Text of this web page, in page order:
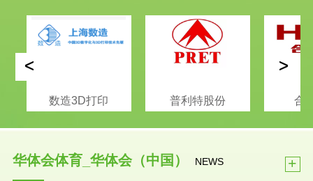
数造3D打印 普利特股份 合
< >
华体会体育_华体会（中国） NEWS +